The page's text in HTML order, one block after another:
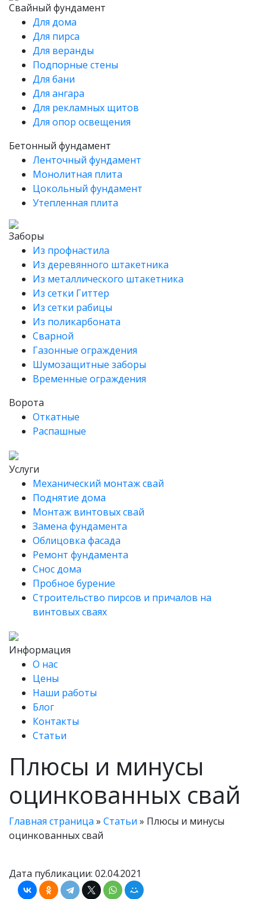
Свайный фундамент
Для дома
Для пирса
Для веранды
Подпорные стены
Для бани
Для ангара
Для рекламных щитов
Для опор освещения
Бетонный фундамент
Ленточный фундамент
Монолитная плита
Цокольный фундамент
Утепленная плита
Заборы
Из профнастила
Из деревянного штакетника
Из металлического штакетника
Из сетки Гиттер
Из сетки рабицы
Из поликарбоната
Сварной
Газонные ограждения
Шумозащитные заборы
Временные ограждения
Ворота
Откатные
Распашные
Услуги
Механический монтаж свай
Поднятие дома
Монтаж винтовых свай
Замена фундамента
Облицовка фасада
Ремонт фундамента
Снос дома
Пробное бурение
Строительство пирсов и причалов на
винтовых сваях
Информация
О нас
Цены
Наши работы
Блог
Контакты
Статьи
Плюсы и минусы
оцинкованных свай
Главная страница » Статьи » Плюсы и минусы
оцинкованных свай
Дата публикации: 02.04.2021